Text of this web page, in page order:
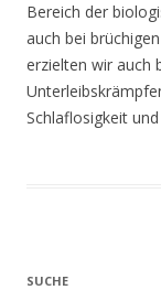
Bereich der
auch bei
erzielten wir auch
Schlaflosigkeit und
SUCHE